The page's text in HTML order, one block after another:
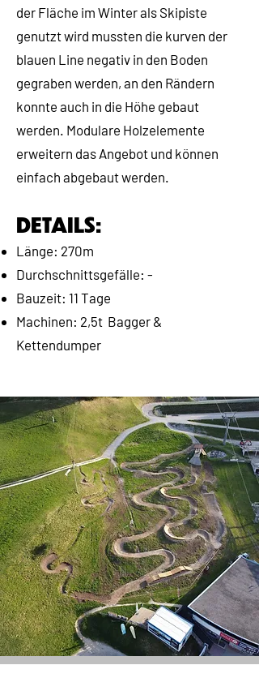
der Fläche im Winter als Skipiste
genutzt wird mussten die kurven der
blauen Line negativ in den Boden
gegraben werden, an den Rändern
konnte auch in die Höhe gebaut
werden. Modulare Holzelemente
erweitern das Angebot und können
einfach abgebaut werden.
DETAILS:
Länge: 270m
Durchschnittsgefälle: -
Bauzeit: 11 Tage
Machinen: 2,5t Bagger &
Kettendumper